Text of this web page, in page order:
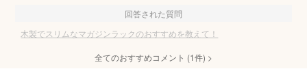
回答された質問
木製でスリムなマガジンラックのおすすめを教えて！
全てのおすすめコメント (1件) >